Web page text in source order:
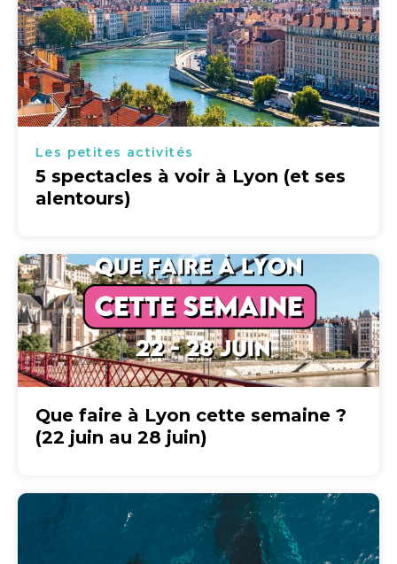
Les petites activités
5 spectacles à voir à Lyon (et ses
alentours)
Que faire à Lyon cette semaine ?
(22 juin au 28 juin)